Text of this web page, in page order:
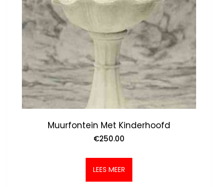
Muurfontein Met Kinderhoofd
€250.00
LEES MEER